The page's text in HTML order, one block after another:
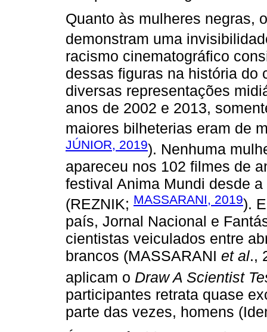
Quanto às mulheres negras,
demonstram uma
racismo cinematográfico
dessas figuras na história do
diversas representações
anos de 2002 e 2013,
maiores bilheterias eram de
JÚNIOR, 2019). Nenhuma
apareceu nos 102 filmes de
festival Anima Mundi desde
(REZNIK; MASSARANI, 2019).
país, Jornal Nacional e
cientistas veiculados entre
brancos (MASSARANI et al.,
aplicam o Draw A Scientist
participantes retrata quase
parte das vezes, homens